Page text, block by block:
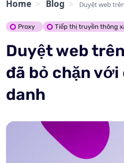
Home Blog Duyệt web
Proxy Tiếp thị truyền thông
Duyệt web
đã bỏ chặn với
danh